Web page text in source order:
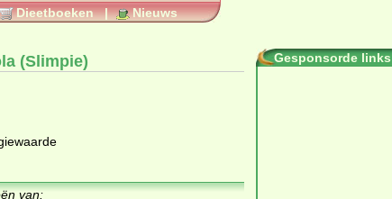
Dieetboeken |
Nieuws
(Slimpie)
van:
Gesponsorde links